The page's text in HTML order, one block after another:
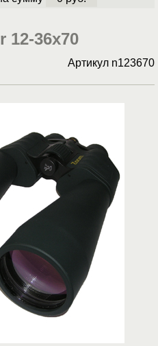
12-36x70
Артикул n123670